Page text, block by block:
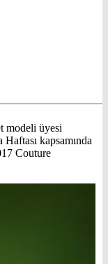
modeli üyesi
kapsamında
Couture